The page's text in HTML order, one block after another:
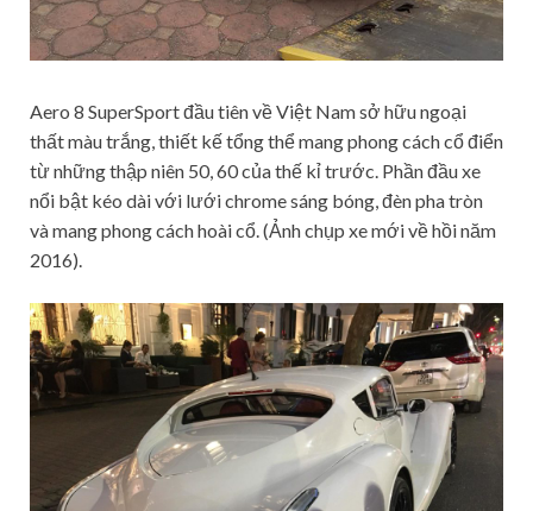
Aero 8 SuperSport đầu tiên về Việt Nam sở hữu ngoại
thất màu trắng, thiết kế tổng thể mang phong cách cổ điển
từ những thập niên 50, 60 của thế kỉ trước. Phần đầu xe
nổi bật kéo dài với lưới chrome sáng bóng, đèn pha tròn
và mang phong cách hoài cổ. (Ảnh chụp xe mới về hồi năm
2016).